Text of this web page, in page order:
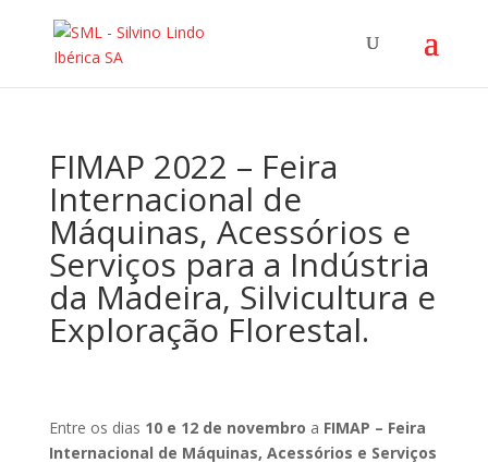
FIMAP 2022 – Feira
Internacional de
Máquinas, Acessórios e
Serviços para a Indústria
da Madeira, Silvicultura e
Exploração Florestal.
Entre os dias 10 e 12 de novembro a FIMAP – Feira
Internacional de Máquinas, Acessórios e Serviços